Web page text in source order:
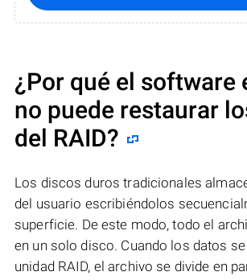
¿Por qué el software
no puede restaurar
del RAID?
Los discos duros tradicionales
del usuario escribiéndolos
superficie. De este modo, todo el
en un solo disco. Cuando los datos
unidad RAID, el archivo se divide en